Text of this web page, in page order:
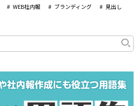
WEB社内報 ブランディング
見出し